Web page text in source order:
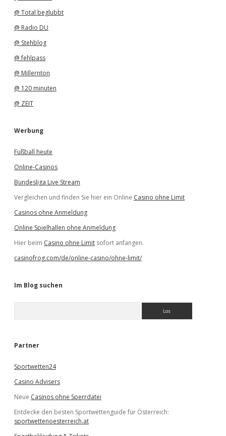
@ Total beglubbt
@ Radio DU
@ Stehblog
@ fehlpass
@ Millernton
@ 120 minuten
@ ZEIT
Werbung
Fußball heute
Online-Casinos
Bundesliga Live Stream
Vergleichen und finden Sie hier ein Online Casino ohne Limit
Casinos ohne Anmeldung
Online Spielhallen ohne Anmeldung
Hier beim Casino ohne Limit sofort anfangen.
casinofrog.com/de/online-casino/ohne-limit/
Im Blog suchen
e
Partner
Sportwetten24
Casino Advisers
Neue Casinos ohne Sperrdatei
Entdecke den besten Sportwettenguide für Österreich:
sportwettenoesterreich.at